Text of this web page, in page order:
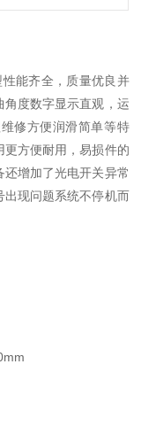
性能齐全，质量优良并
角度数字显示直观，运
修方便润滑简单等特
更方便耐用，易损件的
增加了光电开关异常
出现问题系统不停机而